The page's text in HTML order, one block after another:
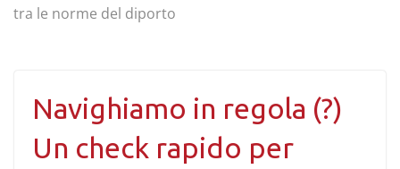
tra le norme del diporto
Navighiamo in regola (?)
Un check rapido per